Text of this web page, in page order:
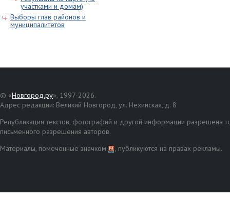
участками и домам)
Выборы глав районов и
муниципалитетов
© «Новгород.ру», 1997-2026.
Адрес редакции: Великий Новгород, ул. Нехинская, д. 8
Републикация текстов, фотографий и другой информации разрешена
письменного разрешения авторов.
Материалы, помеченные значком
, публикуются на правах рекламы.